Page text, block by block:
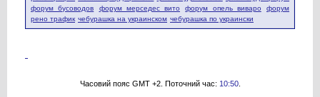
форум бусоводов
форум мерседес вито форум опель виваро
форум
рено трафик чебурашка на украинском чебурашка по украински
Часовий пояс GMT +2. Поточний час: 10:50.